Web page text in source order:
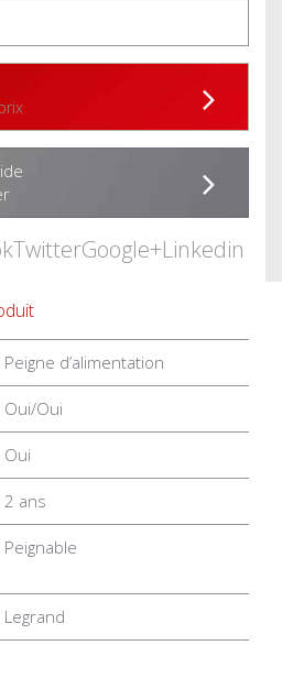
TwitterGoogle+Linkedin
Peigne d’alimentation
Oui/Oui
Oui
2 ans
Peignable
Legrand